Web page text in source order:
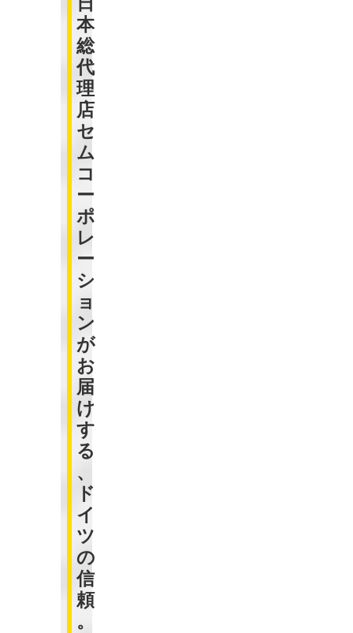
本
総
代
理
店
セ
ム
コ
ー
ポ
レ
ー
シ
ョ
ン
が
お
届
け
す
る
、
ド
イ
ツ
の
信
頼
。